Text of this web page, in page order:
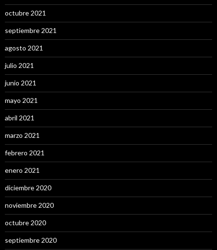
octubre 2021
septiembre 2021
agosto 2021
julio 2021
junio 2021
mayo 2021
abril 2021
marzo 2021
febrero 2021
enero 2021
diciembre 2020
noviembre 2020
octubre 2020
septiembre 2020